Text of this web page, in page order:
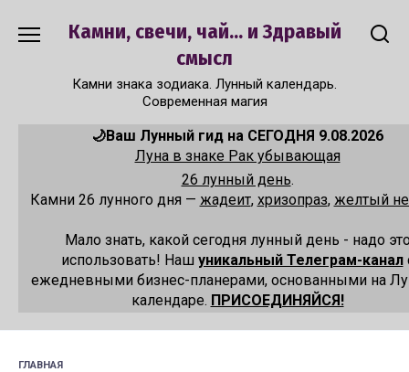
Камни, свечи, чай... и Здравый
смысл
Камни знака зодиака. Лунный календарь.
Современная магия
🌙Ваш Лунный гид на СЕГОДНЯ 9.08.2026
Луна в знаке Рак убывающая
26 лунный день.
Камни 26 лунного дня — жадеит, хризопраз, желтый
Мало знать, какой сегодня лунный день - надо
использовать! Наш уникальный Телеграм-канал
ежедневными бизнес-планерами, основанными на
календаре. ПРИСОЕДИНЯЙСЯ!
ГЛАВНАЯ